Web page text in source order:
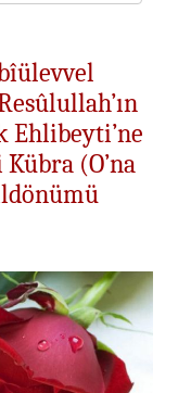
Ehlibeyti’ne
(O’na